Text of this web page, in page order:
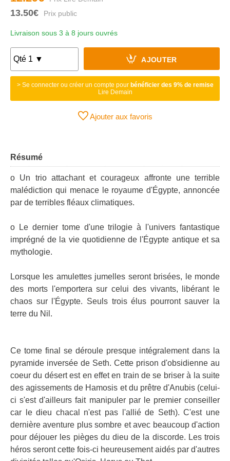
13.50€
Livraison sous 3 à 8 jours ouvrés
AJOUTER
> Se connecter ou créer un compte pour bénéficier des 9% de remise
Lire Demain
Ajouter aux favoris
Résumé
o Un trio attachant et courageux affronte une terrible
malédiction qui menace le royaume d'Égypte, annoncée
par de terribles fléaux climatiques.
o Le dernier tome d'une trilogie à l'univers fantastique
imprégné de la vie quotidienne de l'Égypte antique et sa
mythologie.
Lorsque les amulettes jumelles seront brisées, le monde
des morts l'emportera sur celui des vivants, libérant le
chaos sur l'Égypte. Seuls trois élus pourront sauver la
terre du Nil.
Ce tome final se déroule presque intégralement dans la
pyramide inversée de Seth. Cette prison d'obsidienne au
coeur du désert est en effet en train de se briser à la suite
des agissements de Hamosis et du prêtre d'Anubis (celui-
ci s'est d'ailleurs fait manipuler par le premier conseiller
car le dieu chacal n'est pas l'allié de Seth). C'est une
dernière aventure plus sombre et avec beaucoup d'action
pour déjouer les pièges du dieu de la discorde. Les trois
héros seront cette fois-ci heureusement aidés par d'autres